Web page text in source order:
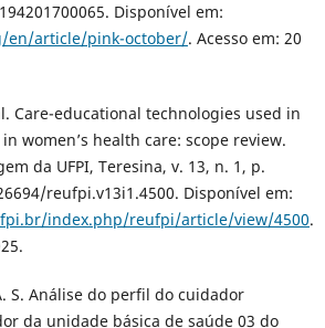
Disponível em:
en/article/pink-october/. Acesso em: 20
Care-educational technologies used in
women’s health care: scope review.
da UFPI, Teresina, v. 13, n. 1, p.
reufpi.v13i1.4500. Disponível em:
index.php/reufpi/article/view/4500.
S. Análise do perfil do cuidador
da unidade básica de saúde 03 do